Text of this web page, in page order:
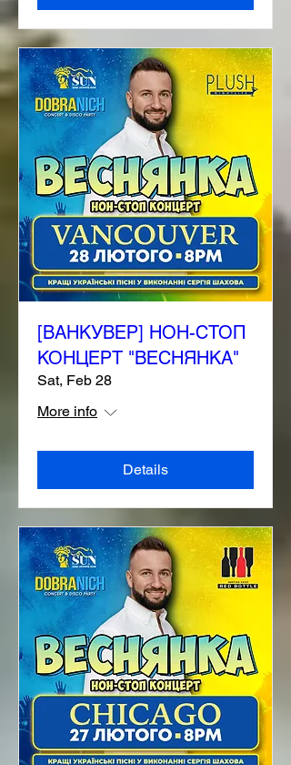
[ВАНКУВЕР] НОН-СТОП
КОНЦЕРТ "ВЕСНЯНКА"
Sat, Feb 28
More info
Details